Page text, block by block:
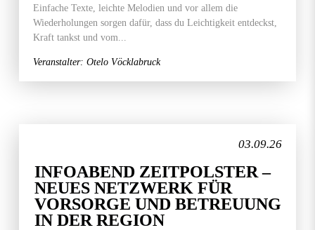
Einfache Texte, leichte Melodien und vor allem die
Wiederholungen sorgen dafür, dass du Leichtigkeit entdeckst,
Kraft tankst und vom...
Veranstalter: Otelo Vöcklabruck
03.09.26
INFOABEND ZEITPOLSTER –
NEUES NETZWERK FÜR
VORSORGE UND BETREUUNG
IN DER REGION